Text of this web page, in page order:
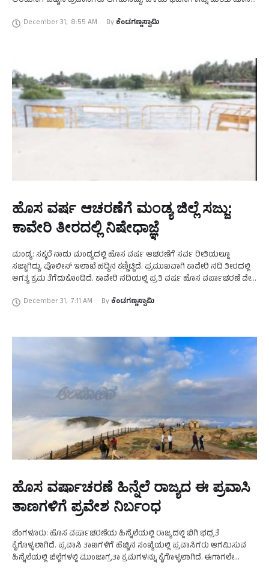
ಎಲ್ಲರೂ …
December 31, 8:55 AM By ಕೆಂಡಗಣ್ಣಸ್ವಾಮಿ
ಹೊಸ ವರ್ಷ ಆಚರಣೆಗೆ ಮಂಡ್ಯ ಜಿಲ್ಲೆ ಸಜ್ಜು:
ಕಾವೇರಿ ತೀರದಲ್ಲಿ ನಿಷೇಧಾಜ್ಞೆ
ಮಂಡ್ಯ: ಸಕ್ಕರೆ ನಾಡು ಮಂಡ್ಯದಲ್ಲಿ ಹೊಸ ವರ್ಷ ಆಚರಣೆಗೆ ಸರ್ವ ರೀತಿಯಲ್ಲೂ
ಸಜ್ಜಾಗಿದ್ದು, ಪೊಲೀಸ್‌ ಇಲಾಖೆ ಹದ್ದಿನ ಕಣ್ಣಿಟ್ಟಿದೆ. ಪ್ರಮುಖವಾಗಿ ಕಾವೇರಿ ನದಿ ತೀರದಲ್ಲಿ
ಅಗತ್ಯ ಕ್ರಮ ತೆಗೆದುಕೊಂಡಿದೆ. ಕಾವೇರಿ ನದಿಯಲ್ಲಿ ಪ್ರತಿ ವರ್ಷ ಹೊಸ ವರ್ಷಾಚರಣೆ ವೇಳೆ
December 31, 7:11 AM By ಕೆಂಡಗಣ್ಣಸ್ವಾಮಿ
ಹೊಸ ವರ್ಷಾಚರಣೆ ಹಿನ್ನೆಲೆ ರಾಜ್ಯದ ಈ ಪ್ರವಾಸಿ
ತಾಣಗಳಿಗೆ ಪ್ರವೇಶ ನಿರ್ಬಂಧ
ಬೆಂಗಳೂರು: ಹೊಸ ವರ್ಷಾಚರಣೆಯ ಹಿನ್ನೆಲೆಯಲ್ಲಿ ರಾಜ್ಯದಲ್ಲಿ ಬಿಗಿ ಭದ್ರತೆ
ಕೈಗೊಳ್ಳಲಾಗಿದೆ. ಪ್ರವಾಸಿ ತಾಣಗಳಿಗೆ ಹೆಚ್ಚಿನ ಸಂಖ್ಯೆಯಲ್ಲಿ ಪ್ರವಾಸಿಗರು ಆಗಮಿಸುವ
ಹಿನ್ನೆಲೆಯಲ್ಲಿ ಜಿಲ್ಲೆಗಳಲ್ಲಿ ಮುಂಜಾಗ್ರತಾ ಕ್ರಮಗಳನ್ನು ಕೈಗೊಳ್ಳಲಾಗಿದೆ. ಈಗಾಗಲೇ